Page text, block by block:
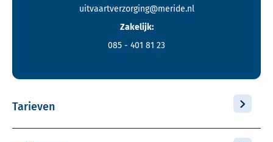
uitvaartverzorging@meride.nl
Zakelijk:
085 - 401 81 23
Tarieven